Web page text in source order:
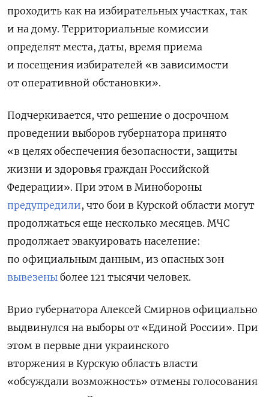
проходить как на избирательных участках, так
и на дому. Территориальные комиссии
определят места, даты, время приема
и посещения избирателей «в зависимости
от оперативной обстановки».
Подчеркивается, что решение о досрочном
проведении выборов губернатора принято
«в целях обеспечения безопасности, защиты
жизни и здоровья граждан Российской
Федерации». При этом в Минобороны
предупредили, что бои в Курской области могут
продолжаться еще несколько месяцев. МЧС
продолжает эвакуировать население:
по официальным данным, из опасных зон
вывезены более 121 тысячи человек.
Врио губернатора Алексей Смирнов официально
выдвинулся на выборы от «Единой России». При
этом в первые дни украинского
вторжения в Курскую область власти
«обсуждали возможность» отмены голосования